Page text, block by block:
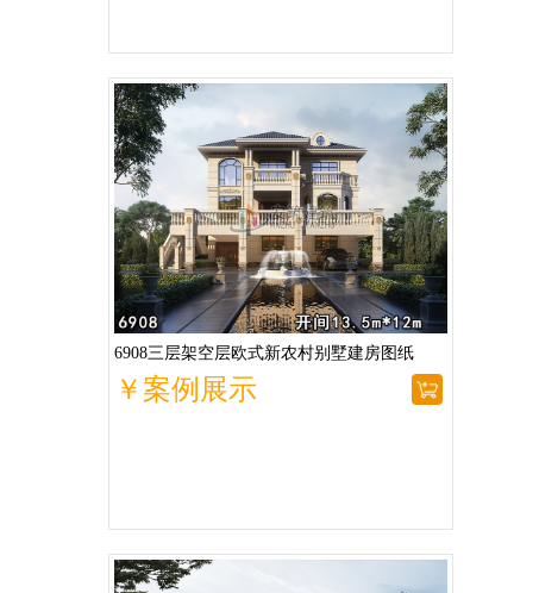
6908三层架空层欧式新农村别墅建房图纸
￥案例展示